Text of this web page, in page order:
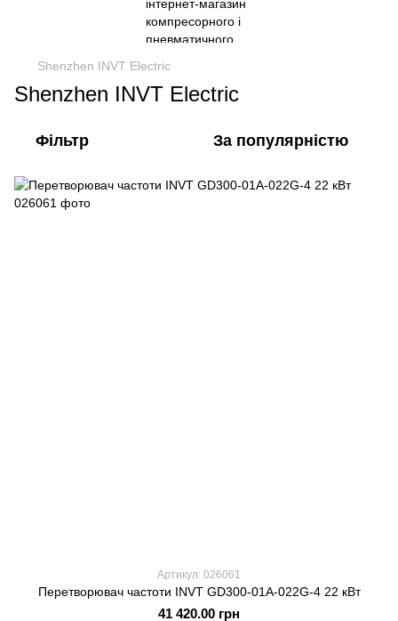
Shenzhen INVT Electric
Shenzhen INVT Electric
Фільтр За популярністю
Артикул: 026061
Перетворювач частоти INVT GD300-01A-022G-4 22 кВт
41 420.00 грн